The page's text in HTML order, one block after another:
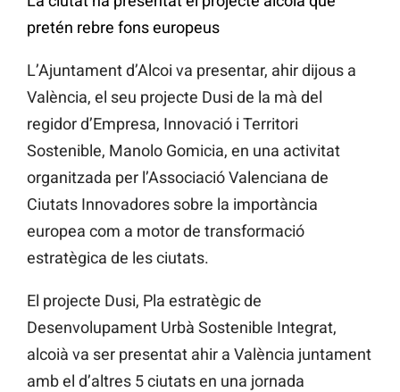
pretén rebre fons europeus
L’Ajuntament d’Alcoi va presentar, ahir dijous a
València, el seu projecte Dusi de la mà del
regidor d’Empresa, Innovació i Territori
Sostenible, Manolo Gomicia, en una activitat
organitzada per l’Associació Valenciana de
Ciutats Innovadores sobre la importància
europea com a motor de transformació
estratègica de les ciutats.
El projecte Dusi, Pla estratègic de
Desenvolupament Urbà Sostenible Integrat,
alcoià va ser presentat ahir a València juntament
amb el d’altres 5 ciutats en una jornada